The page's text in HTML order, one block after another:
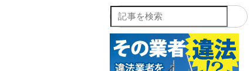
記事を検索